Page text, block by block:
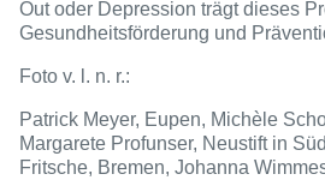
Out oder Depression trägt dieses
Gesundheitsförderung und
Foto v. l. n. r.:
Patrick Meyer, Eupen, Michèle
Margarete Profunser, Neustift in
Fritsche, Bremen, Johanna